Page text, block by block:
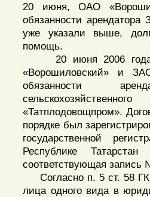
20 июня, ОАО
обязанности
уже указали выше,
помощь.
20 июня 2006 года
«Ворошиловский» и
обязанности
«Татплодовощпром».
порядке был
государственной
Республике
соответствующая запись
Согласно п. 5 ст. 58 ГК
лица одного вида в